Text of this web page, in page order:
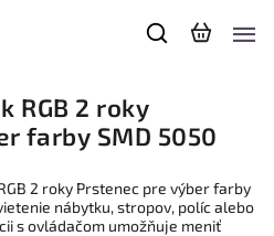
RGB 2 roky
farby SMD 5050
2 roky Prstenec pre výber farby
nábytku, stropov, políc alebo
s ovládačom umožňuje meniť